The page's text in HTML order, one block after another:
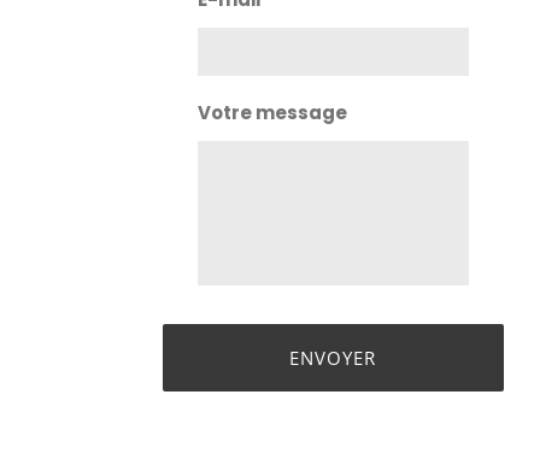
Votre message